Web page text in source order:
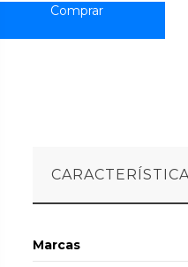
Marcas